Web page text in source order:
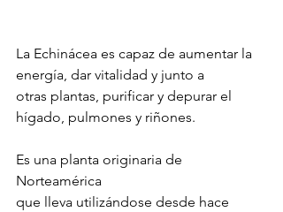
La Echinácea es capaz de aumentar la
energía, dar vitalidad y junto a
otras plantas, purificar y depurar el
hígado, pulmones y riñones.
Es una planta originaria de
Norteamérica
que lleva utilizándose desde hace